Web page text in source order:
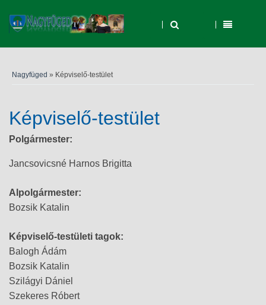
Nagyfüged » Képviselő-testület
Képviselő-testület
Polgármester:
Jancsovicsné Harnos Brigitta
Alpolgármester:
Bozsik Katalin
Képviselő-testületi tagok:
Balogh Ádám
Bozsik Katalin
Szilágyi Dániel
Szekeres Róbert